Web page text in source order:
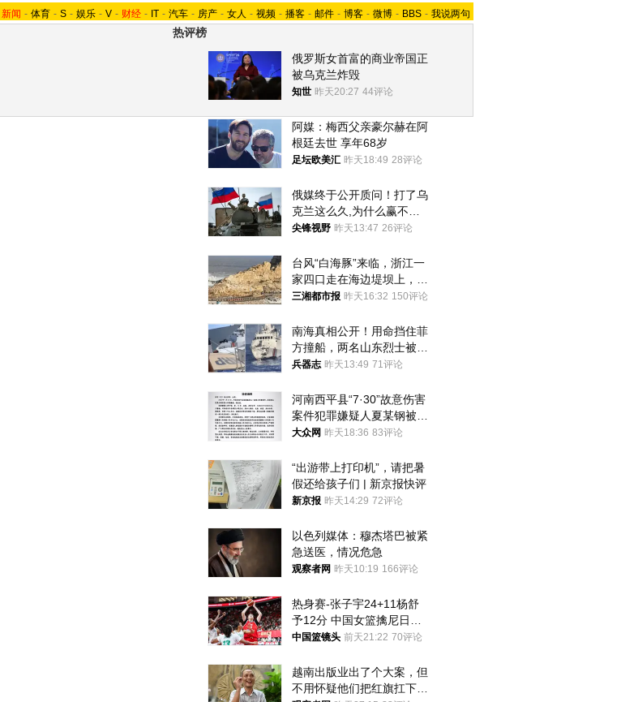
新闻 - 体育 - S - 娱乐 - V - 财经 - IT - 汽车 - 房产 - 女人 - 视频 - 播客 - 邮件 - 博客 - 微博 - BBS - 我说两句
热评榜
俄罗斯女首富的商业帝国正
被乌克兰炸毁
知世 昨天20:27 44评论
阿媒：梅西父亲豪尔赫在阿
根廷去世 享年68岁
足坛欧美汇 昨天18:49 28评论
俄媒终于公开质问！打了乌
克兰这么久,为什么赢不了?
答案令人沉默
尖锋视野 昨天13:47 26评论
台风“白海豚”来临，浙江一
家四口走在海边堤坝上，其
中9岁男孩被巨浪卷入海
三湘都市报 昨天16:32 150评论
南海真相公开！用命挡住菲
方撞船，两名山东烈士被授
武警最高荣誉
兵器志 昨天13:49 71评论
河南西平县“7·30”故意伤害
案件犯罪嫌疑人夏某钢被抓
获
大众网 昨天18:36 83评论
“出游带上打印机”，请把暑
假还给孩子们 | 新京报快评
新京报 昨天14:29 72评论
以色列媒体：穆杰塔巴被紧
急送医，情况危急
观察者网 昨天10:19 166评论
热身赛-张子宇24+11杨舒
予12分 中国女篮擒尼日利
亚
中国篮镜头 前天21:22 70评论
越南出版业出了个大案，但
不用怀疑他们把红旗扛下去